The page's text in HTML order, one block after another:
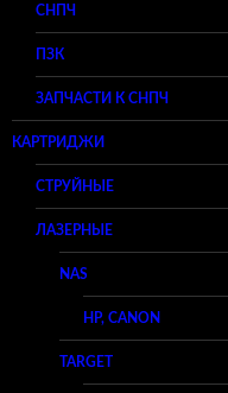
СНПЧ
ПЗК
ЗАПЧАСТИ К СНПЧ
КАРТРИДЖИ
СТРУЙНЫЕ
ЛАЗЕРНЫЕ
NAS
HP, CANON
TARGET